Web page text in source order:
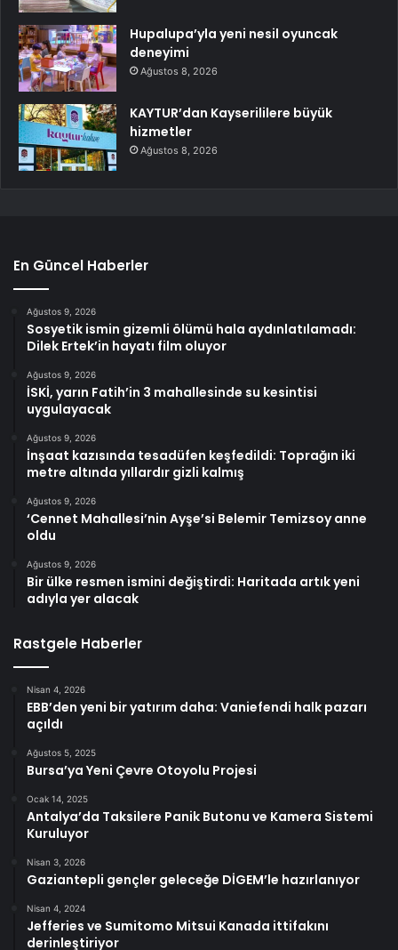
Hupalupa’yla yeni nesil oyuncak
deneyimi
Ağustos 8, 2026
KAYTUR’dan Kayserililere büyük
hizmetler
Ağustos 8, 2026
En Güncel Haberler
Ağustos 9, 2026
Sosyetik ismin gizemli ölümü hala aydınlatılamadı:
Dilek Ertek’in hayatı film oluyor
Ağustos 9, 2026
İSKİ, yarın Fatih’in 3 mahallesinde su kesintisi
uygulayacak
Ağustos 9, 2026
İnşaat kazısında tesadüfen keşfedildi: Toprağın iki
metre altında yıllardır gizli kalmış
Ağustos 9, 2026
‘Cennet Mahallesi’nin Ayşe’si Belemir Temizsoy anne
oldu
Ağustos 9, 2026
Bir ülke resmen ismini değiştirdi: Haritada artık yeni
adıyla yer alacak
Rastgele Haberler
Nisan 4, 2026
EBB’den yeni bir yatırım daha: Vaniefendi halk pazarı
açıldı
Ağustos 5, 2025
Bursa’ya Yeni Çevre Otoyolu Projesi
Ocak 14, 2025
Antalya’da Taksilere Panik Butonu ve Kamera Sistemi
Kuruluyor
Nisan 3, 2026
Gaziantepli gençler geleceğe DİGEM’le hazırlanıyor
Nisan 4, 2024
Jefferies ve Sumitomo Mitsui Kanada ittifakını
derinleştiriyor